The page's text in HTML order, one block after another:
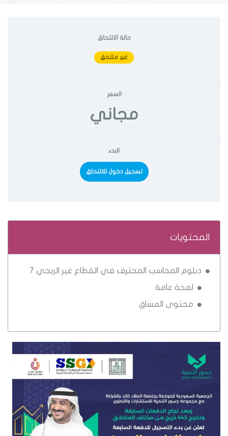
حالة الالتحاق
غير ملتحق
السعر
مجاني
البدء
تسحيل دخول للالتحاق
المحتويات
دبلوم المحاسب المحترف في القطاع غير الربحي 7
لمحة عامة
محتوى المساق